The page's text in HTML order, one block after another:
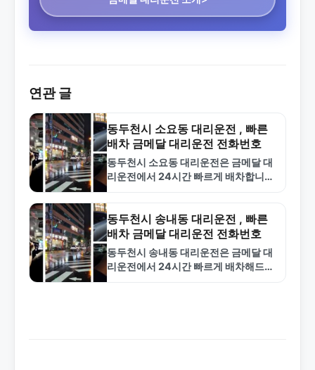
연관 글
동두천시 소요동 대리운전 , 빠른
배차 금메달 대리운전 전화번호
동두천시 소요동 대리운전은 금메달 대
리운전에서 24시간 빠르게 배차합니다.
1577-4774로 문의하세요.
동두천시 송내동 대리운전 , 빠른
배차 금메달 대리운전 전화번호
동두천시 송내동 대리운전은 금메달 대
리운전에서 24시간 빠르게 배차해드립